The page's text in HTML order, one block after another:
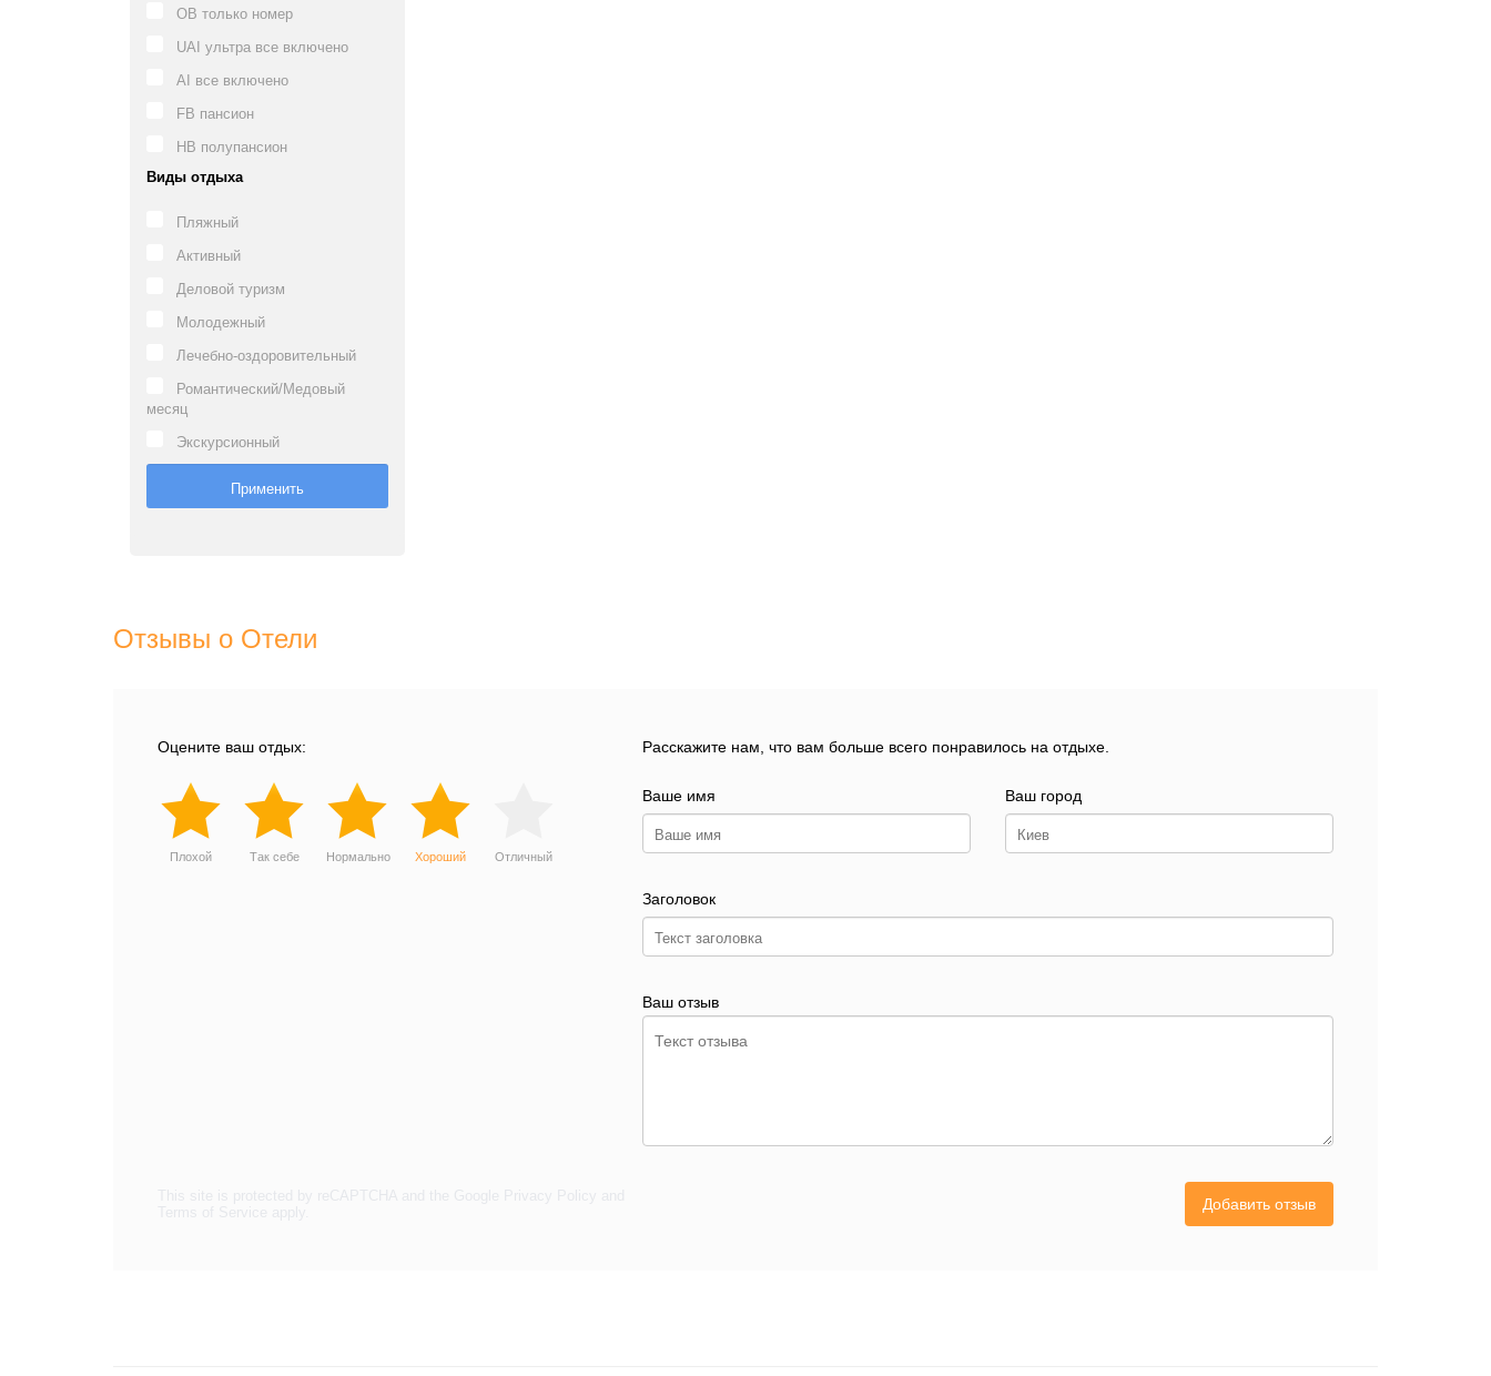
OB только номер
UAI ультра все включено
AI все включено
FB пансион
HB полупансион
Виды отдыха
Пляжный
Активный
Деловой туризм
Молодежный
Лечебно-оздоровительный
Романтический/Медовый
месяц
Экскурсионный
Отзывы о Отели
Оцените ваш отдых:
Плохой Так себе Нормально Хороший Отличный
Расскажите нам, что вам больше всего понравилось на отдыхе.
Ваше имя Ваш город
Заголовок
Ваш отзыв
Добавить отзыв